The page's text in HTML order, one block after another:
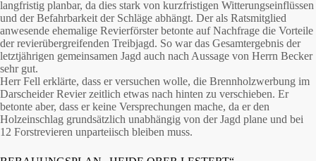
langfristig planbar, da dies stark von kurzfristigen Witterungseinflüssen
und der Befahrbarkeit der Schläge abhängt. Der als Ratsmitglied
anwesende ehemalige Revierförster betonte auf Nachfrage die Vorteile
der revierübergreifenden Treibjagd. So war das Gesamtergebnis der
letztjährigen gemeinsamen Jagd auch nach Aussage von Herrn Becker
sehr gut.
Herr Fell erklärte, dass er versuchen wolle, die Brennholzwerbung im
Darscheider Revier zeitlich etwas nach hinten zu verschieben. Er
betonte aber, dass er keine Versprechungen mache, da er den
Holzeinschlag grundsätzlich unabhängig von der Jagd plane und bei
12 Forstrevieren unparteiisch bleiben muss.